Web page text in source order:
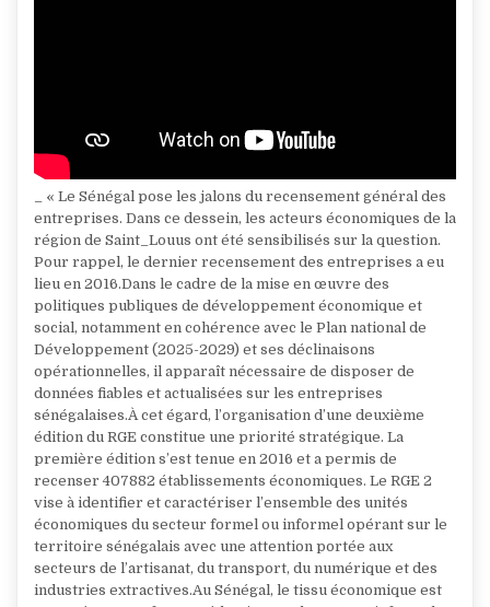
_ « Le Sénégal pose les jalons du recensement général des
entreprises. Dans ce dessein, les acteurs économiques de la
région de Saint_Louus ont été sensibilisés sur la question.
Pour rappel, le dernier recensement des entreprises a eu
lieu en 2016.Dans le cadre de la mise en œuvre des
politiques publiques de développement économique et
social, notamment en cohérence avec le Plan national de
Développement (2025-2029) et ses déclinaisons
opérationnelles, il apparaît nécessaire de disposer de
données fiables et actualisées sur les entreprises
sénégalaises.À cet égard, l’organisation d’une deuxième
édition du RGE constitue une priorité stratégique. La
première édition s’est tenue en 2016 et a permis de
recenser 407882 établissements économiques. Le RGE 2
vise à identifier et caractériser l’ensemble des unités
économiques du secteur formel ou informel opérant sur le
territoire sénégalais avec une attention portée aux
secteurs de l’artisanat, du transport, du numérique et des
industries extractives.Au Sénégal, le tissu économique est